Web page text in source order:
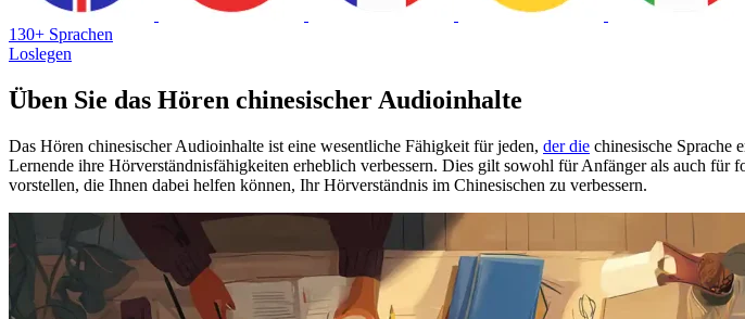
130+ Sprachen
Loslegen
Üben Sie das Hören chinesischer Audioinhalte
Das Hören chinesischer Audioinhalte ist eine wesentliche Fähigkeit für jeden, der die chinesische Sprache
Lernende ihre Hörverständnisfähigkeiten erheblich verbessern. Dies gilt sowohl für Anfänger als auch
vorstellen, die Ihnen dabei helfen können, Ihr Hörverständnis im Chinesischen zu verbessern.